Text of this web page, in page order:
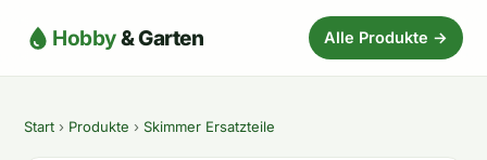
Hobby& Garten Alle Produkte →
Start › Produkte › Skimmer Ersatzteile